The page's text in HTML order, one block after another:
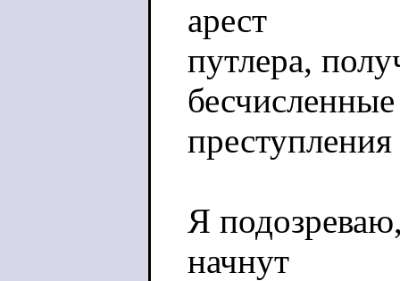
арест
путлера,
бесчисленные
Я
начнут